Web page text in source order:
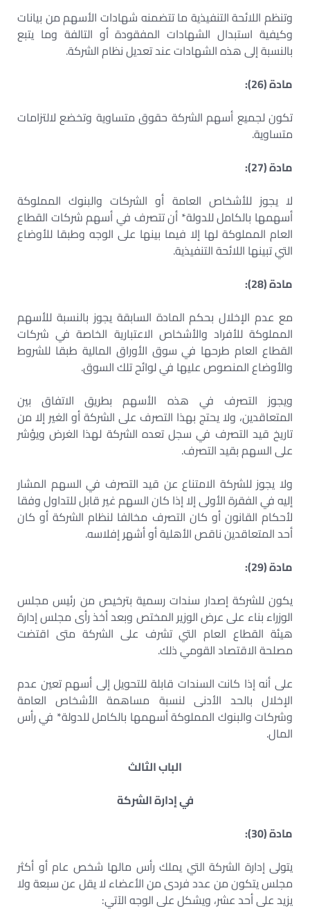
وتنظم اللائحة التنفيذية ما تتضمنه شهادات الأسهم من بيانات
وكيفية استبدال الشهادات المفقودة أو التالفة وما يتبع
بالنسبة إلى هذه الشهادات عند تعديل نظام الشركة.
مادة (26):
تكون لجميع أسهم الشركة حقوق متساوية وتخضع لالتزامات
متساوية.
مادة (27):
لا يجوز للأشخاص العامة أو الشركات والبنوك المملوكة
أسهمها بالكامل للدولة* أن تتصرف في أسهم شركات القطاع
العام المملوكة لها إلا فيما بينها على الوجه وطبقا للأوضاع
التي تبينها اللائحة التنفيذية.
مادة (28):
مع عدم الإخلال بحكم المادة السابقة يجوز بالنسبة للأسهم
المملوكة للأفراد والأشخاص الاعتبارية الخاصة في شركات
القطاع العام طرحها في سوق الأوراق المالية طبقا للشروط
والأوضاع المنصوص عليها في لوائح تلك السوق.
ويجوز التصرف في هذه الأسهم بطريق الاتفاق بين
المتعاقدين، ولا يحتج بهذا التصرف على الشركة أو الغير إلا من
تاريخ قيد التصرف في سجل تعده الشركة لهذا الغرض ويؤشر
على السهم بقيد التصرف.
ولا يجوز للشركة الامتناع عن قيد التصرف في السهم المشار
إليه في الفقرة الأولى إلا إذا كان السهم غير قابل للتداول وفقا
لأحكام القانون أو كان التصرف مخالفا لنظام الشركة أو كان
أحد المتعاقدين ناقص الأهلية أو أشهر إفلاسه.
مادة (29):
يكون للشركة إصدار سندات رسمية بترخيص من رئيس مجلس
الوزراء بناء على عرض الوزير المختص وبعد أخذ رأى مجلس إدارة
هيئة القطاع العام التي تشرف على الشركة متى اقتضت
مصلحة الاقتصاد القومي ذلك.
على أنه إذا كانت السندات قابلة للتحويل إلى أسهم تعين عدم
الإخلال بالحد الأدنى لنسبة مساهمة الأشخاص العامة
وشركات والبنوك المملوكة أسهمها بالكامل للدولة* في رأس
المال.
الباب الثالث
في إدارة الشركة
مادة (30):
يتولى إدارة الشركة التي يملك رأس مالها شخص عام أو أكثر
مجلس يتكون من عدد فردى من الأعضاء لا يقل عن سبعة ولا
يزيد على أحد عشر، ويشكل على الوجه الآتي: